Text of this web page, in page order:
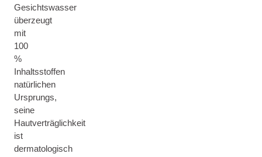
Gesichtswasser
überzeugt
mit
100
%
Inhaltsstoffen
natürlichen
Ursprungs,
seine
Hautverträglichkeit
ist
dermatologisch